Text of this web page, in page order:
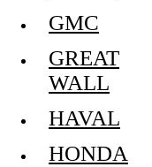
GMC
GREAT
WALL
HAVAL
HONDA